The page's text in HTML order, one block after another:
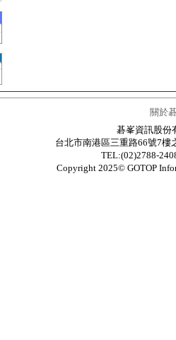
關於
碁峯資訊股份
台北市南港區三重路66號7樓
TEL:(02)2788-
Copyright 2025© GOTOP